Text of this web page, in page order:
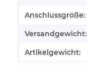
Anschlussgröße:
Versandgewicht:
Artikelgewicht: